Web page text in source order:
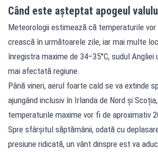
Când este așteptat apogeul
Meteorologii estimează că temperaturile
crească în următoarele zile, iar mai multe
înregistra maxime de 34–35°C, sudul
mai afectată regiune.
Până vineri, aerul foarte cald se va extinde
ajungând inclusiv în Irlanda de Nord și
temperaturile maxime vor fi de aproximativ
Spre sfârșitul săptămânii, odată cu
presiune ridicată, un vânt dinspre est va